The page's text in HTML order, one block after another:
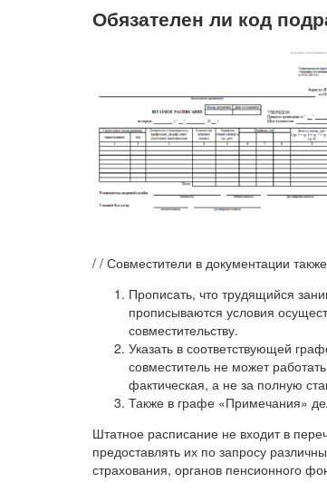
Обязателен ли код
/ / Совместители в документации
Прописать, что трудящийся
прописываются условия
совместительству.
Указать в соответствующей
совместитель не может
фактическая, а не за полную
Также в графе «Примечания»
Штатное расписание не входит в
предоставлять их по запросу
страхования, органов пенсионного